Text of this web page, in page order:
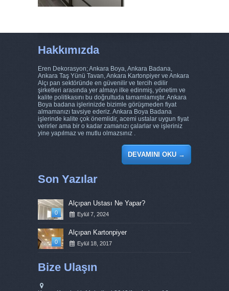
Hakkımızda
Eren Dekorasyon; Ankara Boya, Ankara Badana,
Ankara Taş Yünü Tavan, Ankara Kartonpiyer ve Ankara
Alçı pan sektöründe en güvenilir ve tercih edilir
şirketleri arasında yer almayı ilke edinmiş, yönetim ve
kalite politikasını bu doğrultuda tamamlamıştır. Ankara
Boya badana işlerinizde bizimle görüşmeden fiyat
almamanızı tavsiye ederiz. Ankara Boya Badana
işlerinde kalite çok önemlidir, acemi ustalar uygun fiyat
verirler ama bir o kadar zamanızı çalarlar ve işleriniz
yine yapılmaz ve mutlu olmazsınız .
DEVAMINI OKU→
Son Yazılar
0
Alçıpan Ustası Ne Yapar?
Eylül 7, 2024
0
Alçıpan Kartonpiyer
Eylül 18, 2017
Bize Ulaşın